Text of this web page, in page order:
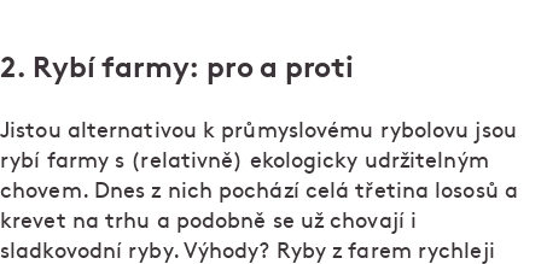
2. Rybí farmy: pro a proti
Jistou alternativou k průmyslovému rybolovu jsou
rybí farmy s (relativně) ekologicky udržitelným
chovem. Dnes z nich pochází celá třetina lososů a
krevet na trhu a podobně se už chovají i
sladkovodní ryby. Výhody? Ryby z farem rychleji